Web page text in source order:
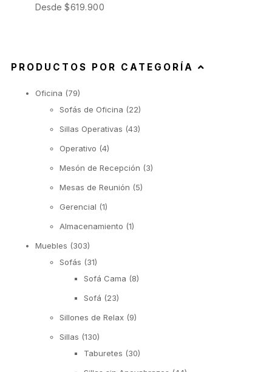
Desde $619.900
PRODUCTOS POR CATEGORÍA
Oficina (79)
Sofás de Oficina (22)
Sillas Operativas (43)
Operativo (4)
Mesón de Recepción (3)
Mesas de Reunión (5)
Gerencial (1)
Almacenamiento (1)
Muebles (303)
Sofás (31)
Sofá Cama (8)
Sofá (23)
Sillones de Relax (9)
Sillas (130)
Taburetes (30)